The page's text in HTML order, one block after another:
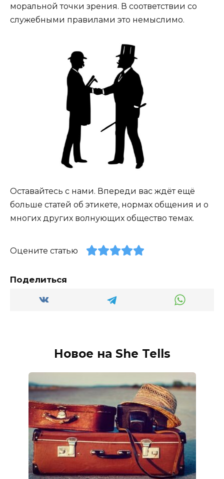
моральной точки зрения. В соответствии со
служебными правилами это немыслимо.
Оставайтесь с нами. Впереди вас ждёт ещё
больше статей об этикете, нормах общения и о
многих других волнующих общество темах.
Оцените статью
Поделиться
Новое на She Tells